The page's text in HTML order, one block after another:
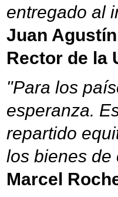
entregado al
Juan
Rector de la
"Para los
esperanza.
repartido
los bienes de
Marcel